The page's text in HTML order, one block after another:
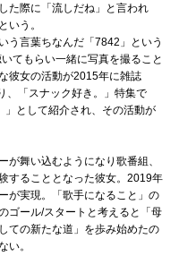
た際に「流しだね」と言われ
いう。
う言葉ちなんだ「7842」という
てもらい一緒に写真を撮ること
彼女の活動が2015年に雑誌
、「スナック好き。」特集で
」として紹介され、その活動が
が舞い込むようになり歌番組、
することとなった彼女。2019年
が実現。「歌手になること」の
ゴール/スタートと考えると「母
ての新たな道」を歩み始めたの
い。